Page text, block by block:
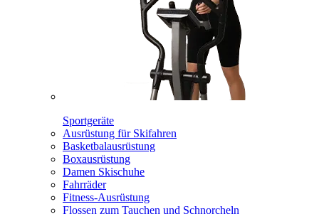
Sportgeräte
Ausrüstung für Skifahren
Basketbalausrüstung
Boxausrüstung
Damen Skischuhe
Fahrräder
Fitness-Ausrüstung
Flossen zum Tauchen und Schnorcheln